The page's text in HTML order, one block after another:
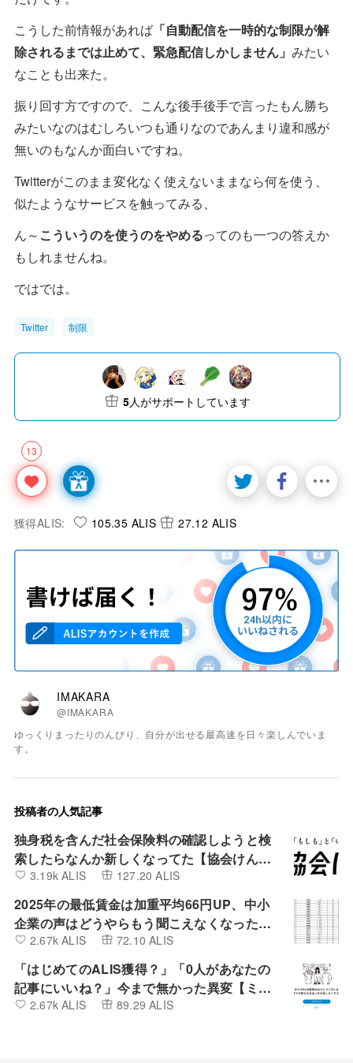
こうした前情報があれば 「自動配信を一時的な制限が解
除されるまでは止めて、緊急配信しかしません」 みたい
なことも出来た。
振り回す方ですので、こんな後手後手で言ったもん勝ち
みたいなのはむしろいつも通りなのであんまり違和感が
無いのもなんか面白いですね。
Twitterがこのまま変化なく使えないままなら何を使う、
似たようなサービスを触ってみる、
ん～ こういうのを使うのをやめるってのも一つの答えか
もしれませんね。
ではでは。
Twitter 制限
13
5人がサポートしています
獲得ALIS: 105.35 ALIS 27.12 ALIS
IMAKARA
@IMAKARA
ゆっくりまったりのんびり、自分が出せる最高速を日々楽しんでいま
す。
投稿者の人気記事
独身税を含んだ社会保険料の確認しようと検
索したらなんか新しくなってた【協会けん
ぽ】3.19k ALIS 127.20 ALIS
2025年の最低賃金は加重平均66円UP、中小
企業の声はどうやらもう聞こえなくなったよ
うです。
2.67k ALIS 72.10 ALIS
「はじめてのALIS獲得？」「0人があなたの
記事にいいね？」今まで無かった異変【ミン
カブIR】
2.67k ALIS 89.29 ALIS